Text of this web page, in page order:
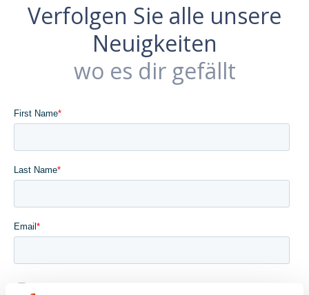
Verfolgen Sie alle unsere
Neuigkeiten
wo es dir gefällt